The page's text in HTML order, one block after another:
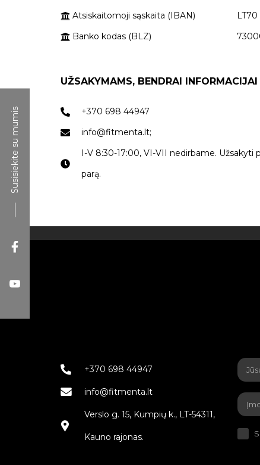
Susisiekite su mumis
Atsiskaitomoji sąskaita (IBAN)
LT70
Banko kodas (BLZ)
UŽSAKYMAMS, BENDRAI INFORMACIJAI
+370 698 44947
info@fitmenta.lt;
I-V 8:30-17:00, VI-VII nedirbame. Užsakyti
parą.
+370 698 44947
info@fitmenta.lt
Verslo g. 15, Kumpių k., LT-54311,
Kauno rajonas.